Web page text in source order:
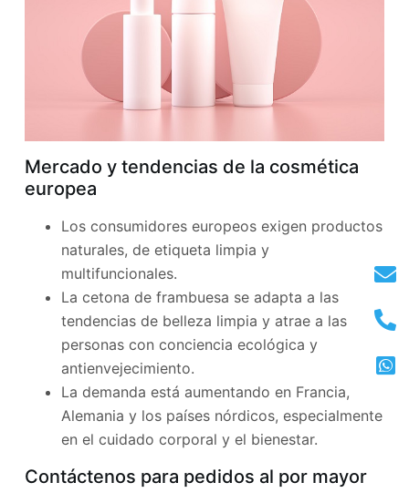
Mercado y tendencias de la cosmética
europea
Los consumidores europeos exigen productos
naturales, de etiqueta limpia y
multifuncionales.
La cetona de frambuesa se adapta a las
tendencias de belleza limpia y atrae a las
personas con conciencia ecológica y
antienvejecimiento.
La demanda está aumentando en Francia,
Alemania y los países nórdicos, especialmente
en el cuidado corporal y el bienestar.
Contáctenos para pedidos al por mayor